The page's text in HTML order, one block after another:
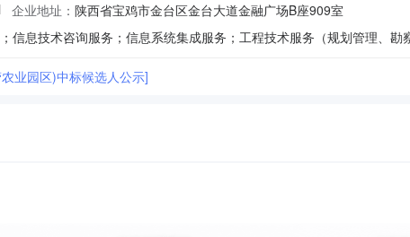
企业地址： 陕西省宝鸡市金台区金台大道金融广场B座909室
业园区)中标候选人公示]